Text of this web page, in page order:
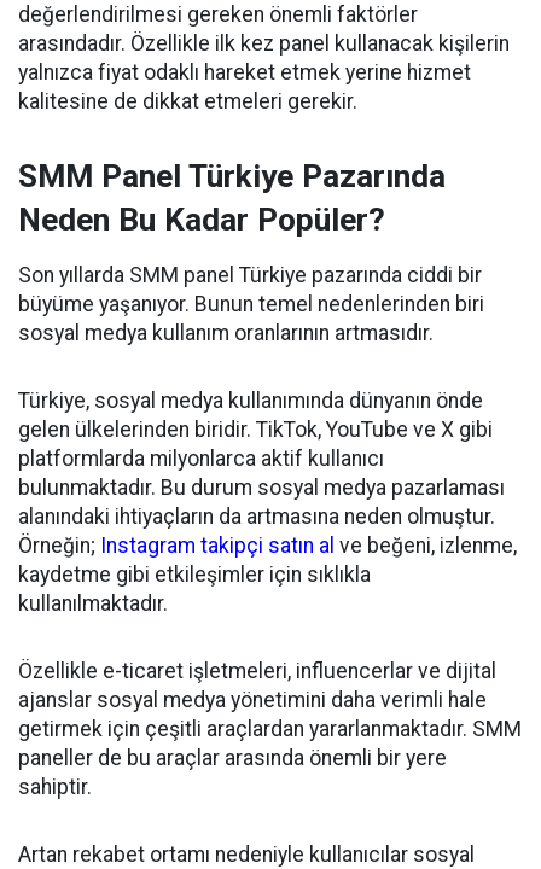
değerlendirilmesi gereken önemli faktörler
arasındadır. Özellikle ilk kez panel kullanacak kişilerin
yalnızca fiyat odaklı hareket etmek yerine hizmet
kalitesine de dikkat etmeleri gerekir.
SMM Panel Türkiye Pazarında
Neden Bu Kadar Popüler?
Son yıllarda SMM panel Türkiye pazarında ciddi bir
büyüme yaşanıyor. Bunun temel nedenlerinden biri
sosyal medya kullanım oranlarının artmasıdır.
Türkiye, sosyal medya kullanımında dünyanın önde
gelen ülkelerinden biridir. TikTok, YouTube ve X gibi
platformlarda milyonlarca aktif kullanıcı
bulunmaktadır. Bu durum sosyal medya pazarlaması
alanındaki ihtiyaçların da artmasına neden olmuştur.
Örneğin; Instagram takipçi satın al ve beğeni, izlenme,
kaydetme gibi etkileşimler için sıklıkla
kullanılmaktadır.
Özellikle e-ticaret işletmeleri, influencerlar ve dijital
ajanslar sosyal medya yönetimini daha verimli hale
getirmek için çeşitli araçlardan yararlanmaktadır. SMM
paneller de bu araçlar arasında önemli bir yere
sahiptir.
Artan rekabet ortamı nedeniyle kullanıcılar sosyal